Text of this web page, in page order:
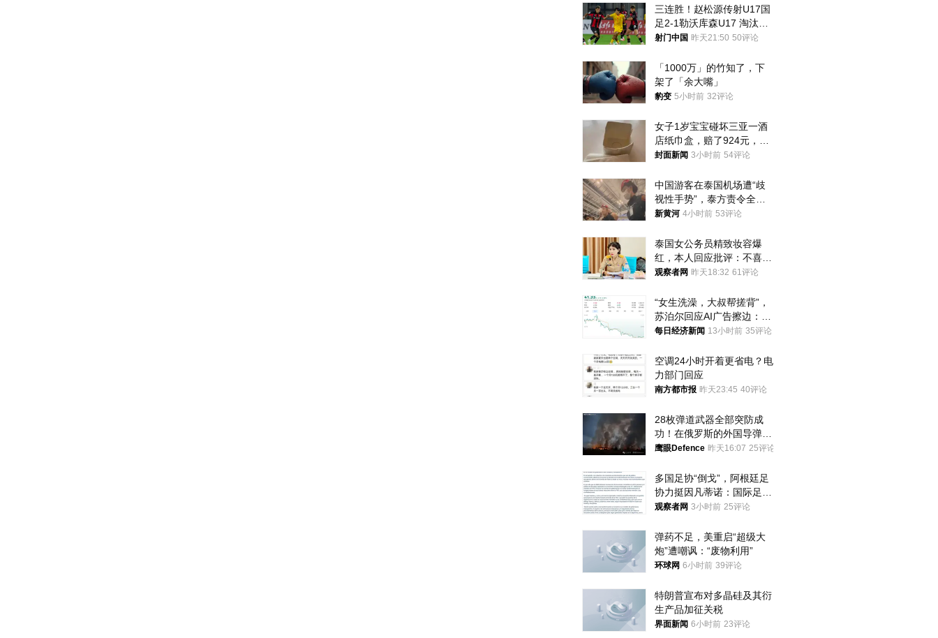
三连胜！赵松源传射U17国
足2-1勒沃库森U17 淘汰赛
将战河床
射门中国 昨天21:50 50评论
「1000万」的竹知了，下
架了「余大嘴」
豹变 5小时前 32评论
女子1岁宝宝碰坏三亚一酒
店纸巾盒，赔了924元，发
帖吐槽后酒店退还一半的
封面新闻 3小时前 54评论
中国游客在泰国机场遭“歧
视性手势”，泰方责令全面
调查，对责任人采取最严厉
新黄河 4小时前 53评论
泰国女公务员精致妆容爆
红，本人回应批评：不喜欢
就别看
观察者网 昨天18:32 61评论
“女生洗澡，大叔帮搓背”，
苏泊尔回应AI广告擦边：视
频全下架，已强化内容管理
每日经济新闻 13小时前 35评论
空调24小时开着更省电？电
力部门回应
南方都市报 昨天23:45 40评论
28枚弹道武器全部突防成
功！在俄罗斯的外国导弹发
射车都是合法打击目标
鹰眼Defence 昨天16:07 25评论
多国足协“倒戈”，阿根廷足
协力挺因凡蒂诺：国际足联
今后应继续在其领导下前行
观察者网 3小时前 25评论
弹药不足，美重启“超级大
炮”遭嘲讽：“废物利用”
环球网 6小时前 39评论
特朗普宣布对多晶硅及其衍
生产品加征关税
界面新闻 6小时前 23评论